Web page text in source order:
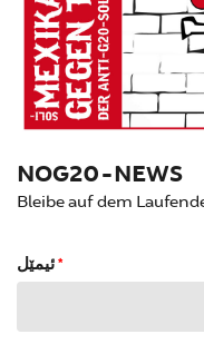
NOG20-NEWS
Bleibe auf dem
*